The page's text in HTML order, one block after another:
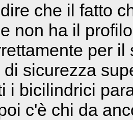
che il fatto
non ha il
per il
sicurezza
i bicilindrici
c'è chi da